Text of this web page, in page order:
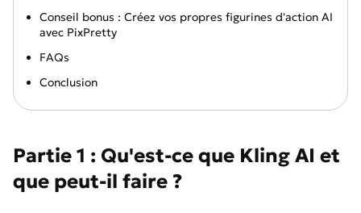
Conseil bonus : Créez vos propres figurines d'action AI
avec PixPretty
FAQs
Conclusion
Partie 1 : Qu'est-ce que Kling AI et
que peut-il faire ?